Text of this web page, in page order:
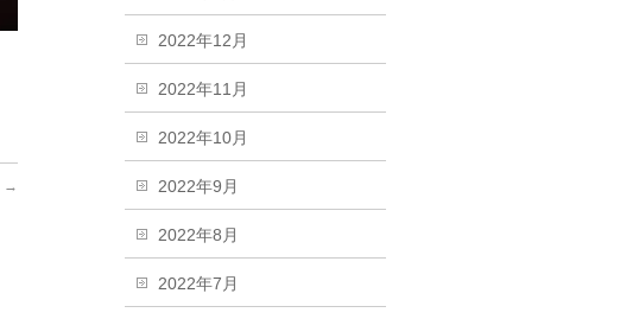
→
2022年12月
2022年11月
2022年10月
2022年9月
2022年8月
2022年7月